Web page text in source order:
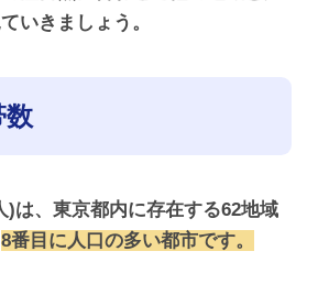
いきましょう。
数
)は、東京都内に存在する62地域
8番目に人口の多い都市です。